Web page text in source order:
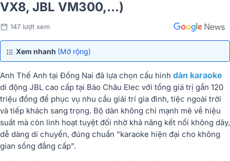
VX8, JBL VM300,...)
147 lượt xem
Xem nhanh (Mở rộng)
Anh Thế Anh tại Đồng Nai đã lựa chọn cấu hình dàn karaoke
di động JBL cao cấp tại Bảo Châu Elec với tổng giá trị gần 120
triệu đồng để phục vụ nhu cầu giải trí gia đình, tiệc ngoài trời
và tiếp khách sang trọng. Bộ dàn không chỉ mạnh mẽ về hiệu
suất mà còn linh hoạt tuyệt đối nhờ khả năng kết nối không dây,
dễ dàng di chuyển, đúng chuẩn "karaoke hiện đại cho không
gian sống đẳng cấp".